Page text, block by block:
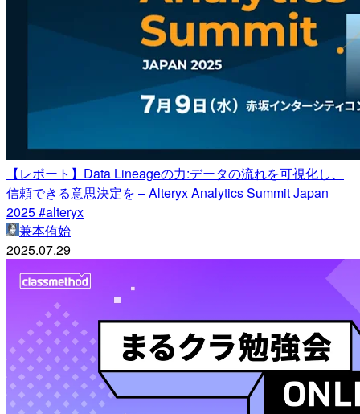
【レポート】Data Lineageの力:データの流れを可視化し、
信頼できる意思決定を – Alteryx Analytics Summit Japan
2025 #alteryx
兼本侑始
2025.07.29